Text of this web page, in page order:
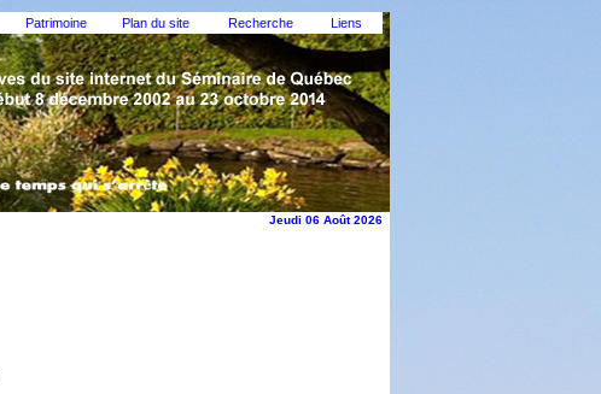
Patrimoine Plan du site Recherche Liens
Jeudi 06 Août 2026